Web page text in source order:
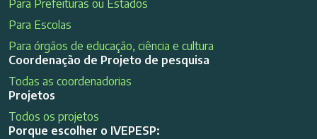
Para Prefeituras ou Estados
Para Escolas
Para órgãos de educação, ciência e cultura
Coordenação de Projeto de pesquisa
Todas as coordenadorias
Projetos
Todos os projetos
Porque escolher o IVEPESP: